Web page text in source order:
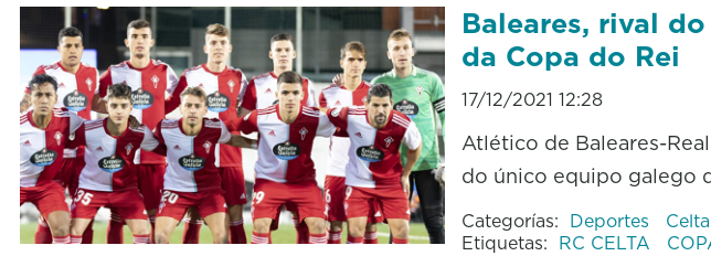
Baleares, rival
da Copa do Rei
17/12/2021 12:28
Atlético de Baleares-
do único equipo galego
Categorías: Deportes Celta
Etiquetas: RC CELTA